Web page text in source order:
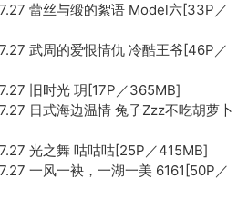
蕾丝与缎的絮语 Model六[33P／
武周的爱恨情仇 冷酷王爷[46P／
旧时光 玥[17P／365MB]
日式海边温情 兔子Zzz不吃胡萝卜
光之舞 咕咕咕[25P／415MB]
一风一袂，一湖一美 6161[50P／